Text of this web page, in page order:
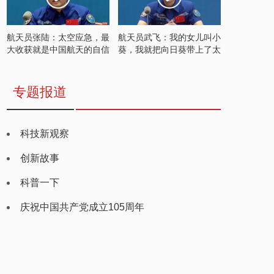
航天员张陆：太空应急，最
大收获就是中国航天的自信
航天员武飞：我的女儿叫小
葵，我就把向日葵带上了太
专题报道
科技新观察
创新故事
科普一下
庆祝中国共产党成立105周年